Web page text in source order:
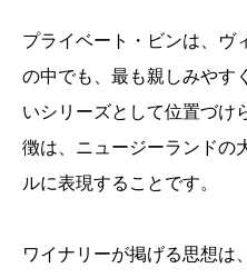
プライベート・ビンは、ヴ
の中でも、最も親しみやす
いシリーズとして位置づけ
徴は、ニュージーランドの
ルに表現することです。
ワイナリーが掲げる思想は